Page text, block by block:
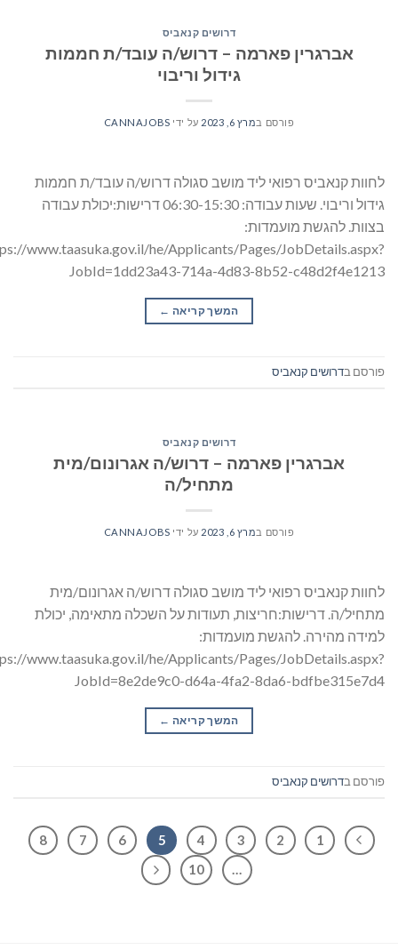
דרושים קנאביס
אברגרין פארמה – דרוש/ה עובד/ת חממות
גידול וריבוי
פורסם במרץ 6, 2023 על ידי CANNAJOBS
לחוות קנאביס רפואי ליד מושב סגולה דרוש/ה עובד/ת חממות
גידול וריבוי. שעות עבודה: 06:30-15:30 דרישות:יכולת עבודה
בצוות. להגשת מועמדות:
www.taasuka.gov.il/he/Applicants/Pages/JobDetails.aspx?
JobId=1dd23a43-714a-4d83-8b52-c48d2f4e1213
המשך קריאה →
פורסם בדרושים קנאביס
דרושים קנאביס
אברגרין פארמה – דרוש/ה אגרונום/מית
מתחיל/ה
פורסם במרץ 6, 2023 על ידי CANNAJOBS
לחוות קנאביס רפואי ליד מושב סגולה דרוש/ה אגרונום/מית
מתחיל/ה. דרישות:חריצות, תעודות על השכלה מתאימה, יכולת
למידה מהירה. להגשת מועמדות:
www.taasuka.gov.il/he/Applicants/Pages/JobDetails.aspx?
JobId=8e2de9c0-d64a-4fa2-8da6-bdfbe315e7d4
המשך קריאה →
פורסם בדרושים קנאביס
1
2
3
4
5
6
7
8
…
10